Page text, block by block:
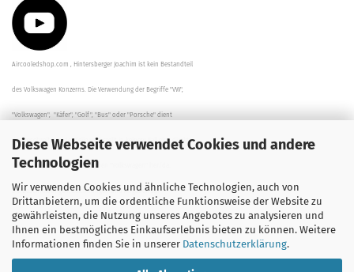
Diese Webseite verwendet Cookies und andere
Technologien
Wir verwenden Cookies und ähnliche Technologien, auch von
Drittanbietern, um die ordentliche Funktionsweise der Website zu
gewährleisten, die Nutzung unseres Angebotes zu analysieren und
Ihnen ein bestmögliches Einkaufserlebnis bieten zu können. Weitere
Informationen finden Sie in unserer Datenschutzerklärung.
Aircooledshop.com , Hintersberger Joachim ist kein Bestandteil
des Volkswagen Konzerns. Die Verwendung der Begriffe "VW",
"Volkswagen", "Käfer", "Golf", "Bus" oder "Porsche" dient
der Beschreibung der Teile und stellt in keinem Fall eine direkte
Verbindung zu dem Unternehmen "Volkswagen" her/da.
Die Beschreibungen, Zeichnungen und Angaben zur
Verwendung sind sorgfältig überprüft worden.